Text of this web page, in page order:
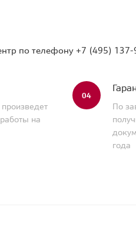
по телефону +7 (495) 137-
на
04
По
года